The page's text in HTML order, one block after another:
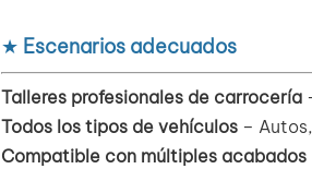
★ Escenarios adecuados
Talleres profesionales de carrocería
Todos los tipos de vehículos–
Compatible con múltiples acabados